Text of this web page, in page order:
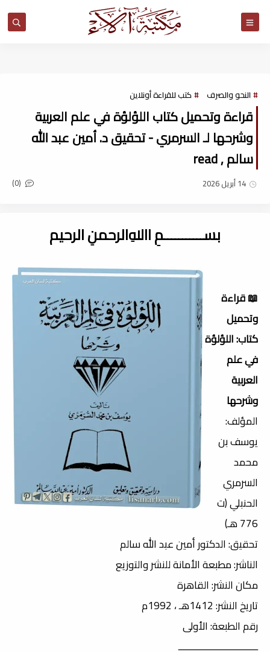
النحو والصرف كتب للقراءة أونلاين
قراءة وتحميل كتاب اللؤلؤة في علم العربية
وشرحها لـ السرمري - تحقيق د. أمين عبد الله
سالم , read
14 أبريل 2026 (0)
بســـــــــــمِ اﷲِالرحمنِ الرحيم
📖 قراءة
وتحميل
كتاب: اللؤلؤة
في علم
العربية
وشرحها
المؤلف:
يوسف بن
محمد
السرمري
الحنبلي (ت
776 هـ)
تحقيق: الدكتور أمين عبد الله سالم
الناشر: مطبعة الأمانة للنشر والتوزيع
مكان النشر: القاهرة
تاريخ النشر: 1412هـ ، 1992م
رقم الطبعة: الأولى
ـــــــــــــــــــــــــــــــــ